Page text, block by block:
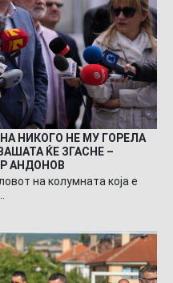
НИКОГО НЕ МУ ГОРЕЛА
ЌЕ ЗГАСНЕ –
АНДОНОВ
на колумната која е